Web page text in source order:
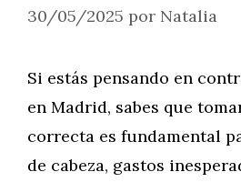
30/05/2025 por Natalia
Si estás pensando en
en Madrid, sabes que
correcta es fundamental
de cabeza, gastos